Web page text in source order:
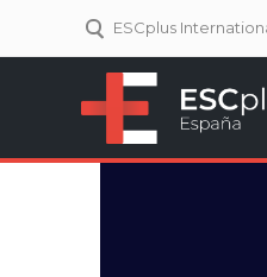
ESCplus